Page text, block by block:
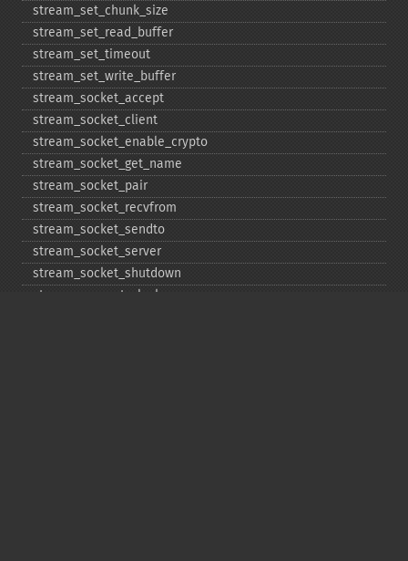
stream_​set_​chunk_​size
stream_​set_​read_​buffer
stream_​set_​timeout
stream_​set_​write_​buffer
stream_​socket_​accept
stream_​socket_​client
stream_​socket_​enable_​crypto
stream_​socket_​get_​name
stream_​socket_​pair
stream_​socket_​recvfrom
stream_​socket_​sendto
stream_​socket_​server
stream_​socket_​shutdown
stream_​supports_​lock